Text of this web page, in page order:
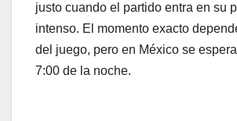
justo cuando el partido entra en su
intenso. El momento exacto
del juego, pero en México se
7:00 de la noche.